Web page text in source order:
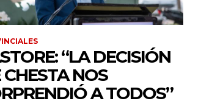
“LA DECISIÓN
CHESTA NOS
A TODOS”